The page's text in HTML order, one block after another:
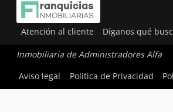
Atención al cliente Díganos qué
Inmobiliaria de Administradores Alfa
Aviso legal
Política de Privacidad